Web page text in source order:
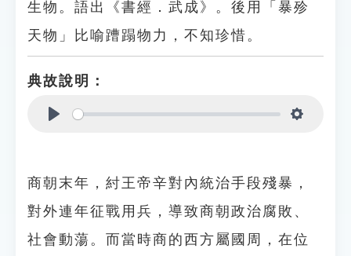
生物。語出《書經．武成》。後用「暴殄
天物」比喻蹧蹋物力，不知珍惜。
典故說明：
商朝末年，紂王帝辛對內統治手段殘暴，
對外連年征戰用兵，導致商朝政治腐敗、
社會動蕩。而當時商的西方屬國周，在位